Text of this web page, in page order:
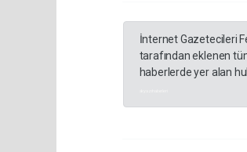
İnternet Gazetecileri
tarafından eklenen
haberlerde yer alan